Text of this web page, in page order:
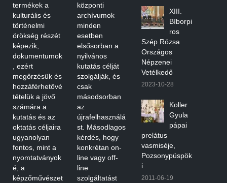
termékek a
kulturális és
történelmi
örökség részét
képezik,
dokumentumok
, ezért
megőrzésük és
hozzáférhetővé
tételük a jövő
számára a
kutatás és az
oktatás céljaira
ugyanolyan
fontos, mint a
nyomtatványok
é, a
képzőművészet
központi
archívumok
minden
esetben
elsősorban a
nyilvános
kutatás célját
szolgálják, és
csak
másodsorban
az
újrafelhasználá
st. Másodlagos
kérdés, hogy
konkrétan on-
line vagy off-
line
szolgáltatást
XIII.
Bíborpi
ros
Szép Rózsa
Országos
Népzenei
Vetélkedő
2023-10-28
Koller
Gyula
pápai
prelátus
vasmiséje,
Pozsonypüspök
i
2011-06-19